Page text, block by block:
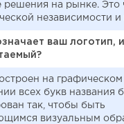
решения на рынке. Это
независимости и
ваш логотип,
на графическом
всех букв названия
так, чтобы быть
визуальным